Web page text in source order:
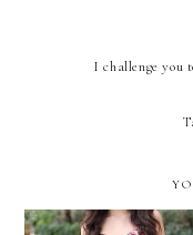
I challenge you